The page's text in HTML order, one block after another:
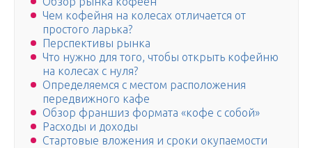
Чем кофейня на колесах отличается от
простого ларька?
Перспективы рынка
Что нужно для того, чтобы открыть кофейню
на колесах с нуля?
Определяемся с местом расположения
передвижного кафе
Обзор франшиз формата «кофе с собой»
Расходы и доходы
Стартовые вложения и сроки окупаемости